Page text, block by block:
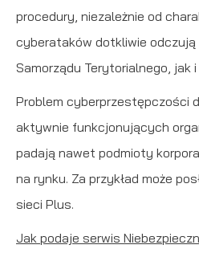
procedury, niezależnie od
cyberataków dotkliwie
Samorządu Terytorialnego, jak
Problem cyberprzestępczości
aktywnie funkcjonujących
padają nawet podmioty
na rynku. Za przykład może
sieci Plus.
Jak podaje serwis